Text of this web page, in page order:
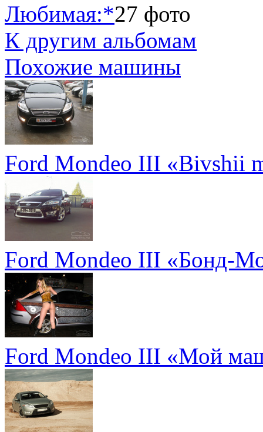
Любимая:*27 фото
К другим альбомам
Похожие машины
Ford Mondeo III «Bivshii
Ford Mondeo III «Бонд-
Ford Mondeo III «Мой